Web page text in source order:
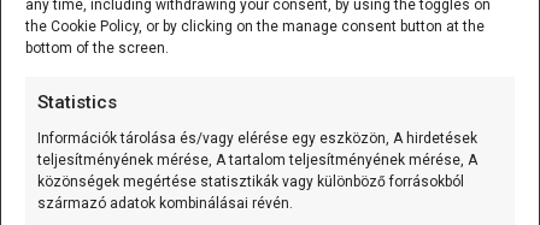
any time, including withdrawing your consent, by using the toggles on
the Cookie Policy, or by clicking on the manage consent button at the
bottom of the screen.
Statistics
Információk tárolása és/vagy elérése egy eszközön, A hirdetések
teljesítményének mérése, A tartalom teljesítményének mérése, A
közönségek megértése statisztikák vagy különböző forrásokból
származó adatok kombinálásai révén.
A Mozgásérzékelős MP3 lejátszó
K-típusú szerelt hőmérő (0…600 °C) 3m
A K-típusú szerelt hőmérő (0...600C;